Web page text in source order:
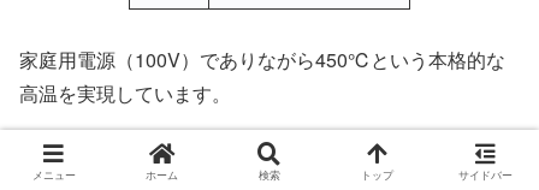
家庭用電源（100V）でありながら450℃という本格的な
高温を実現しています。
この温度はプロのピザ職人が使う石窯と同等レベルなんで
メニュー ホーム 検索 トップ サイドバー